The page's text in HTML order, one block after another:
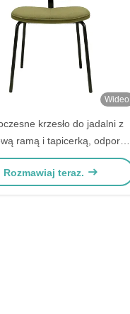
Wideo
krzesło do jadalni z
ramą i tapicerką, odporne
wilgoć, piękne i stylowe
Rozmawiaj teraz.